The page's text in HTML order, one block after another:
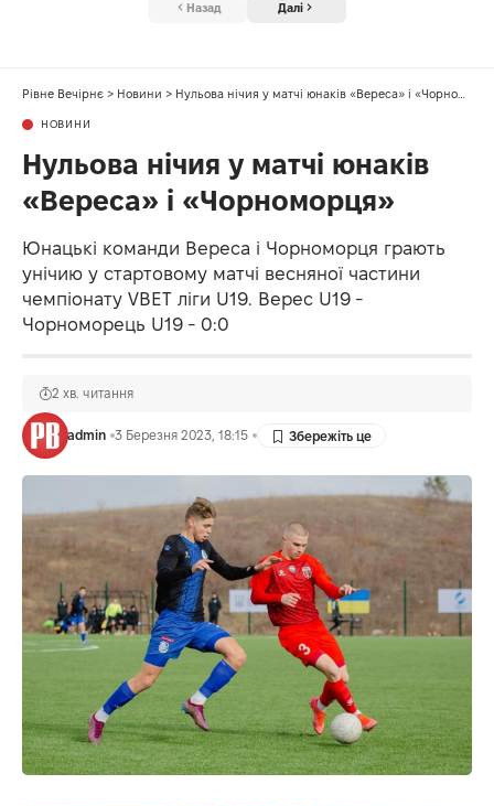
Назад Далі
Рівне Вечірнє > Новини > Нульова нічия у матчі юнаків «Вереса» і «Чорноморця»
НОВИНИ
Нульова нічия у матчі юнаків
«Вереса» і «Чорноморця»
Юнацькі команди Вереса і Чорноморця грають
унічию у стартовому матчі весняної частини
чемпіонату VBET ліги U19. Верес U19 -
Чорноморець U19 - 0:0
admin 3 Березня 2023, 18:15
2 хв. читання